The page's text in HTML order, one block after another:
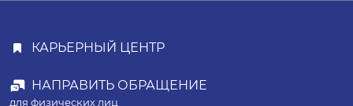
КАРЬЕРНЫЙ ЦЕНТР
НАПРАВИТЬ ОБРАЩЕНИЕ
для физических лиц